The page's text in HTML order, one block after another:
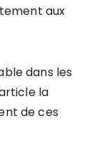
aux
dans les
la
de ces